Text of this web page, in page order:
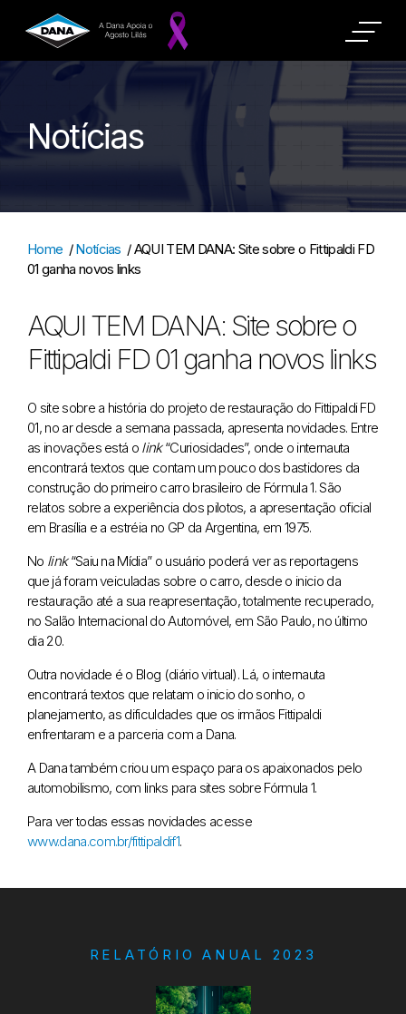
Notícias
Home /Notícias /AQUI TEM DANA: Site sobre o Fittipaldi FD
01 ganha novos links
AQUI TEM DANA: Site sobre o
Fittipaldi FD 01 ganha novos links
O site sobre a história do projeto de restauração do Fittipaldi FD
01, no ar desde a semana passada, apresenta novidades. Entre
as inovações está o link“Curiosidades”, onde o internauta
encontrará textos que contam um pouco dos bastidores da
construção do primeiro carro brasileiro de Fórmula 1. São
relatos sobre a experiência dos pilotos, a apresentação oficial
em Brasília e a estréia no GP da Argentina, em 1975.
No link“Saiu na Mídia” o usuário poderá ver as reportagens
que já foram veiculadas sobre o carro, desde o inicio da
restauração até a sua reapresentação, totalmente recuperado,
no Salão Internacional do Automóvel, em São Paulo, no último
dia 20.
Outra novidade é o Blog (diário virtual). Lá, o internauta
encontrará textos que relatam o inicio do sonho, o
planejamento, as dificuldades que os irmãos Fittipaldi
enfrentaram e a parceria com a Dana.
A Dana também criou um espaço para os apaixonados pelo
automobilismo, com links para sites sobre Fórmula 1.
Para ver todas essas novidades acesse
www.dana.com.br/fittipaldif1.
RELATÓRIO ANUAL 2023